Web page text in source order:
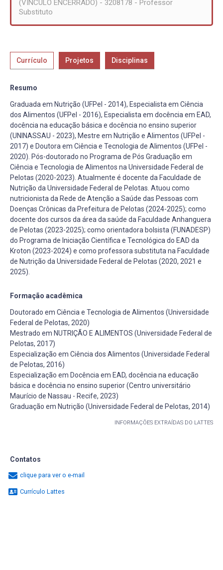
(VÍNCULO ENCERRADO) - 3208178 - Professor
Substituto
Currículo Projetos Disciplinas
Resumo
Graduada em Nutrição (UFPel - 2014), Especialista em Ciência
dos Alimentos (UFPel - 2016), Especialista em docência em EAD,
docência na educação básica e docência no ensino superior
(UNINASSAU - 2023), Mestre em Nutrição e Alimentos (UFPel -
2017) e Doutora em Ciência e Tecnologia de Alimentos (UFPel -
2020). Pós-doutorado no Programa de Pós Graduação em
Ciência e Tecnologia de Alimentos na Universidade Federal de
Pelotas (2020-2023). Atualmente é docente da Faculdade de
Nutrição da Universidade Federal de Pelotas. Atuou como
nutricionista da Rede de Atenção a Saúde das Pessoas com
Doenças Crônicas da Prefeitura de Pelotas (2024-2025); como
docente dos cursos da área da saúde da Faculdade Anhanguera
de Pelotas (2023-2025); como orientadora bolsista (FUNADESP)
do Programa de Iniciação Científica e Tecnológica do EAD da
Kroton (2023-2024) e como professora substituta na Faculdade
de Nutrição da Universidade Federal de Pelotas (2020, 2021 e
2025).
Formação acadêmica
Doutorado em Ciência e Tecnologia de Alimentos (Universidade
Federal de Pelotas, 2020)
Mestrado em NUTRIÇÃO E ALIMENTOS (Universidade Federal de
Pelotas, 2017)
Especialização em Ciência dos Alimentos (Universidade Federal
de Pelotas, 2016)
Especialização em Docência em EAD, docência na educação
básica e docência no ensino superior (Centro universitário
Maurício de Nassau - Recife, 2023)
Graduação em Nutrição (Universidade Federal de Pelotas, 2014)
INFORMAÇÕES EXTRAÍDAS DO LATTES
Contatos
clique para ver o e-mail
Currículo Lattes